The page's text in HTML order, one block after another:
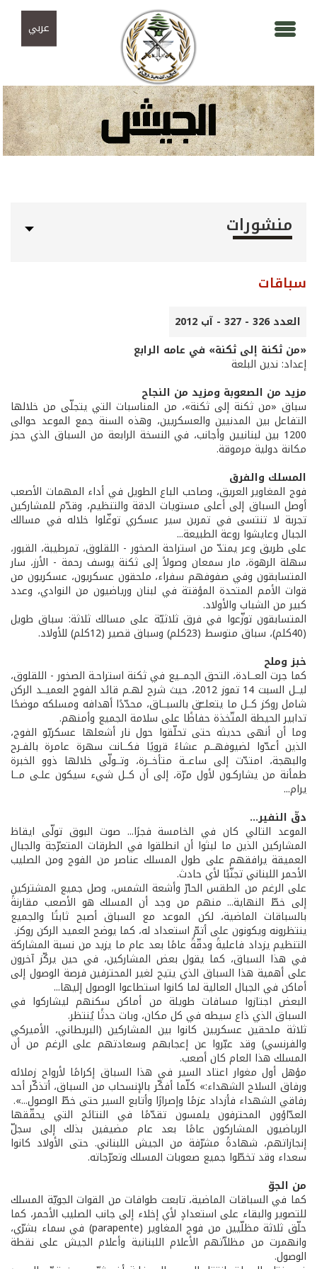
عربي
منشورات
سباقات
العدد 326 - 327 - آب 2012
«من ثكنة إلى ثكنة» في عامه الرابع
إعداد: ندين البلعة
مزيد من الصعوبة ومزيد من النجاح
سباق «من ثكنة إلى ثكنة»، من المناسبات التي يتجلّى من خلالها
التفاعل بين المدنيين والعسكريين، وهذه السنة جمع الموعد حوالى
1200 بين لبنانيين وأجانب، في النسخة الرابعة من السباق الذي حجز
مكانة دولية مرموقة.
المسلك والفرق
فوج المغاوير العريق، وصاحب الباع الطويل في أداء المهمات الأصعب
أوصل السباق إلى أعلى مستويات الدقة والتنظيم، وقدّم للمشاركين
تجربة لا تنتسى في تمرين سير عسكري توغّلوا خلاله في مسالك
الجبال وعايشوا روعة الطبيعة...
على طريق وعر يمتدّ من استراحة الصخور - اللقلوق، تمرطيبة، القبور،
سهلة الرهوة، مار سمعان وصولاً إلى ثكنة يوسف رحمة - الأرز، سار
المتسابقون وفي صفوفهم سفراء، ملحقون عسكريون، عسكريون من
قوات الأمم المتحدة المؤقتة في لبنان ورياضيون من النوادي، وعدد
كبير من الشباب والأولاد.
المتسابقون توزّعوا في فرق ثلاثيّة على مسالك ثلاثة: سباق طويل
(40كلم)، سباق متوسط (23كلم) وسباق قصير (12كلم) للأولاد.
خبز وملح
كما جرت العــادة، التحق الجمــيع في ثكنة استراحـة الصخور - اللقلوق،
ليــل السبت 14 تموز 2012، حيث شرح لهـم قائد الفوج العميــد الركن
شامل روكز كــل ما يتعلــّق بالسبــاق، محدّدًا أهدافه ومسلكه موضحًا
تدابير الحيطة المتّخذة حفاظًا على سلامة الجميع وأمنهم.
وما أن أنهى حديثه حتى تحلّقوا حول نار أشعلها عسكريّو الفوج،
الذين أعدّوا لضيوفهــم عشاءً قرويًا فكــانت سهرة عامرة بالفـرح
والبهجة، امتدّت إلى ساعــة متأخــرة، وتــولّى خلالها ذوو الخبرة
طمأنة من يشاركـون لأول مرّة، إلى أن كــل شيء سيكون علـى مــا
يرام...
دقّ النفير...
الموعد التالي كان في الخامسة فجرًا... صوت البوق تولّى ايقاظ
المشاركين الذين ما لبثوا أن انطلقوا في الطرقات المتعرّجة والجبال
العميقة يرافقهم على طول المسلك عناصر من الفوج ومن الصليب
الأحمر اللبناني تجنّبًا لأي حادث.
على الرغم من الطقس الحارّ وأشعة الشمس، وصل جميع المشتركين
إلى خطّ النهاية... منهم من وجد أن المسلك هو الأصعب مقارنةً
بالسباقات الماضية، لكن الموعد مع السباق أصبح ثابتًا والجميع
ينتظرونه ويكونون على أتمّ استعداد له، كما يوضح العميد الركن روكز.
التنظيم يزداد فاعليةً ودقّةً عامًا بعد عام ما يزيد من نسبة المشاركة
في هذا السباق، كما يقول بعض المشاركين، في حين يركّز آخرون
على أهمية هذا السباق الذي يتيح لغير المحترفين فرصة الوصول إلى
أماكن في الجبال العالية لما كانوا استطاعوا الوصول إليها...
البعض اجتازوا مسافات طويلة من أماكن سكنهم ليشاركوا في
السباق الذي ذاع سيطه في كل مكان، وبات حدثًا يُنتظر.
ثلاثة ملحقين عسكريين كانوا بين المشاركين (البريطاني، الأميركي
والفرنسي) وقد عبّروا عن إعجابهم وسعادتهم على الرغم من أن
المسلك هذا العام كان أصعب.
مؤهل أول مغوار اعتاد السير في هذا السباق إكرامًا لأرواح زملائه
ورفاق السلاح الشهداء:» كلّما أفكّر بالإنسحاب من السباق، أتذكّر أحد
رفاقي الشهداء فأزداد عزمًا وإصرارًا وأتابع السير حتى خطّ الوصول...».
العدّاؤون المحترفون يلمسون تقدّمًا في النتائج التي يحقّقها
الرياضيون المشاركون عامًا بعد عام مضيفين بذلك إلى سجلّ
إنجازاتهم، شهادةً مشرّفة من الجيش اللبناني. حتى الأولاد كانوا
سعداء وقد تخطّوا جميع صعوبات المسلك وتعرّجاته.
من الجوّ
كما في السباقات الماضية، تابعت طوافات من القوات الجويّة المسلك
للتصوير والبقاء على استعدادٍ لأي إخلاء إلى جانب الصليب الأحمر، كما
حلّق ثلاثة مظلّيين من فوج المغاوير (parapente) في سماء بشرّي،
وانهمرت من مظلاّتهم الأعلام اللبنانية وأعلام الجيش على نقطة
الوصول.